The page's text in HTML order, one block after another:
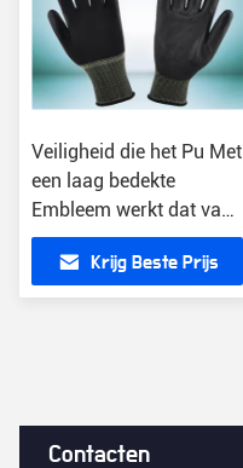
Contacten
Veiligheid die het Pu Met
een laag bedekte
Embleem werkt dat van
de
Handschoenenserigrafie
Vlotte Oppervlakte drukt
Krijg Beste Prijs